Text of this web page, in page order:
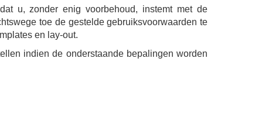
u, zonder enig voorbehoud, instemt met de
toe de gestelde gebruiksvoorwaarden te
en lay-out.
indien de onderstaande bepalingen worden